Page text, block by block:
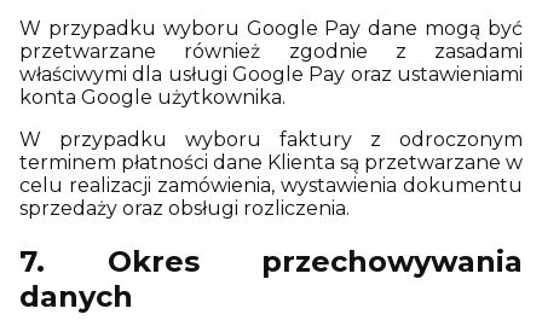
W przypadku wyboru Google Pay dane mogą być
przetwarzane również zgodnie z zasadami
właściwymi dla usługi Google Pay oraz ustawieniami
konta Google użytkownika.
W przypadku wyboru faktury z odroczonym
terminem płatności dane Klienta są przetwarzane w
celu realizacji zamówienia, wystawienia dokumentu
sprzedaży oraz obsługi rozliczenia.
7. Okres przechowywania
danych